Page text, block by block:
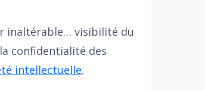
inaltérable… visibilité du
confidentialité des
intellectuelle.